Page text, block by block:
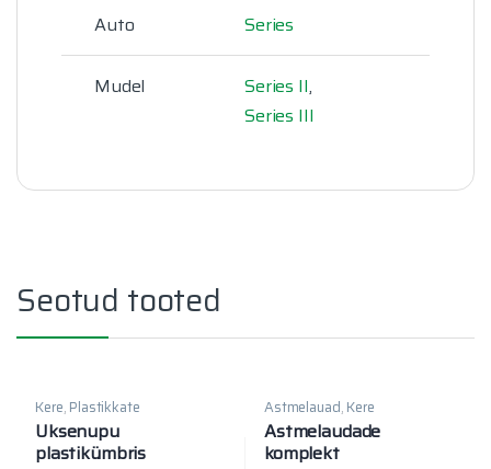
Auto Series
Mudel Series II,
Series III
Seotud tooted
Kere,Plastikkate
Uksenupu
plastikümbris
Astmelauad,Kere
Astmelaudade
komplekt